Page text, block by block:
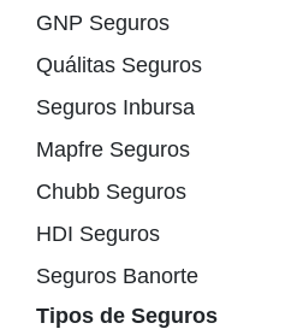
GNP Seguros
Quálitas Seguros
Seguros Inbursa
Mapfre Seguros
Chubb Seguros
HDI Seguros
Seguros Banorte
Tipos de Seguros